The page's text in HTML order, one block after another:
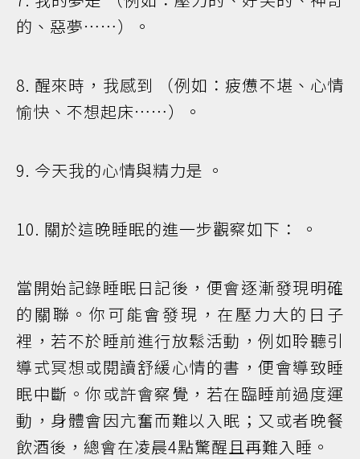
的、惡夢⋯⋯）。
8. 醒來時，我感到 （例如：疲憊不堪、心情
愉快、不想起床⋯⋯）。
9. 今天我的心情與精力是 。
10. 關於這晚睡眠的進一步觀察如下： 。
當開始記錄睡眠日記後，便會逐漸發現明確
的關聯。你可能會發現，在壓力大的日子
裡，若不於睡前進行放鬆活動，例如聆聽引
導式冥想或閱讀舒緩心情的書，便會導致睡
眠中斷。你或許會察覺，若在臨睡前過度運
動，身體會因亢奮而難以入眠；又或者晚餐
飲酒後，總會在凌晨4點驚醒且再難入睡。